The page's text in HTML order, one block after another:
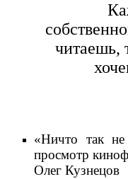
читаешь,
«Ничто так не
просмотр
Олег Кузнецов